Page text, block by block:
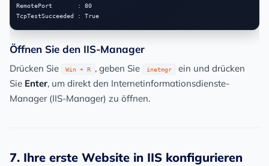
RemotePort       : 80
Öffnen Sie den IIS-Manager
Drücken Sie Win + R , geben Sie inetmgr
ein und drücken
Sie Enter, um direkt den Internetinformationsdienste-
Manager (IIS-Manager) zu öffnen.
7. Ihre erste Website in IIS konfigurieren